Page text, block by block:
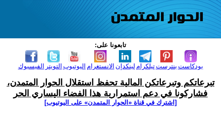
تابعونا على:
الفيسبوك التويتر اليوتيوب الانستغرام لينكدإن تيلكرامبنترست بودكاست
تبرعاتكم وتبرعاتكن المالية تحفظ استقلال الحوار المتمدن،
فشاركونا في دعم استمرارية هذا الفضاء اليساري الحر
[اشترك في قناة ‫«الحوار المتمدن» على اليوتيوب]